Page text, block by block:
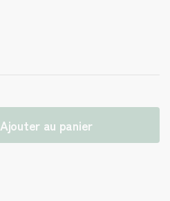
Ajouter au panier